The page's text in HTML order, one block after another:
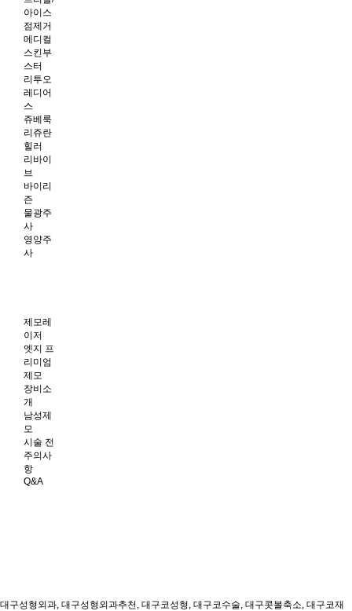
아이스
점제거
메디컬
스킨부
스터
리투오
레디어
스
쥬베룩
리쥬란
힐러
리바이
브
바이리
즌
물광주
사
영양주
사
제모레
이저
엣지 프
리미엄
제모
장비소
개
남성제
모
시술 전
주의사
항
Q&A
대구성형외과, 대구성형외과추천, 대구코성형, 대구코수술, 대구콧볼축소, 대구코재